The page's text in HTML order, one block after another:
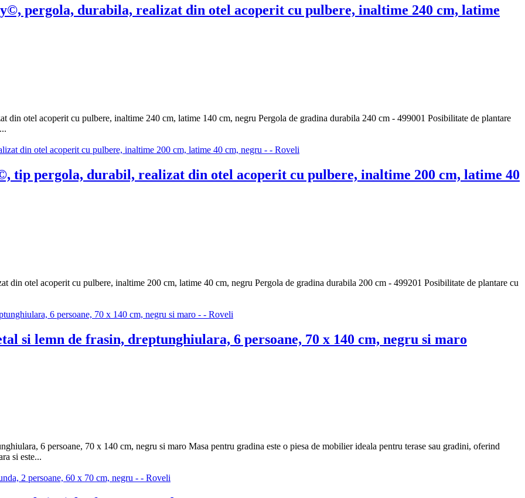
pergola, durabila, realizat din otel acoperit cu pulbere, inaltime 240 cm, latime
otel acoperit cu pulbere, inaltime 240 cm, latime 140 cm, negru Pergola de gradina durabila 240 cm - 499001 Posibilitate de plantare
tip pergola, durabil, realizat din otel acoperit cu pulbere, inaltime 200 cm, latime 40
din otel acoperit cu pulbere, inaltime 200 cm, latime 40 cm, negru Pergola de gradina durabila 200 cm - 499201 Posibilitate de plantare cu
si lemn de frasin, dreptunghiulara, 6 persoane, 70 x 140 cm, negru si maro
6 persoane, 70 x 140 cm, negru si maro Masa pentru gradina este o piesa de mobilier ideala pentru terase sau gradini, oferind
si este...